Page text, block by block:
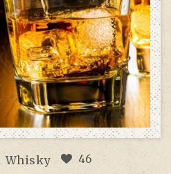
Whisky 46